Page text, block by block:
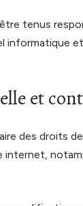
tenus
informatique
et
des droits
internet,